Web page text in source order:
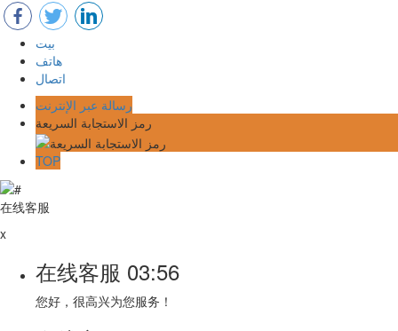
بيت
هاتف
اتصال
رسالة عبر الإنترنت
رمز الاستجابة السريعة
TOP
在线客服
x
在线客服 03:56
您好，很高兴为您服务！